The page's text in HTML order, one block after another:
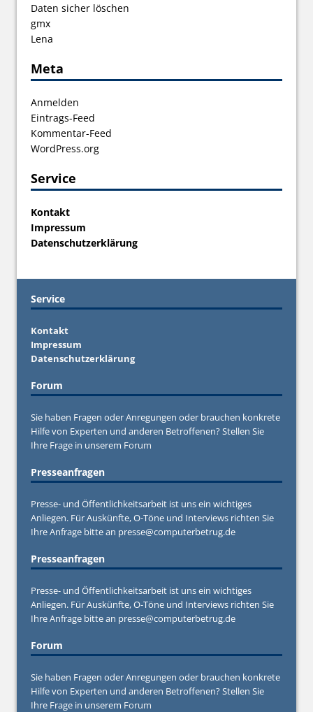
Daten sicher löschen
gmx
Lena
Meta
Anmelden
Eintrags-Feed
Kommentar-Feed
WordPress.org
Service
Kontakt
Impressum
Datenschutzerklärung
Service
Kontakt
Impressum
Datenschutzerklärung
Forum
Sie haben Fragen oder Anregungen oder brauchen konkrete
Hilfe von Experten und anderen Betroffenen? Stellen Sie
Ihre Frage in unserem Forum
Presseanfragen
Presse- und Öffentlichkeitsarbeit ist uns ein wichtiges
Anliegen. Für Auskünfte, O-Töne und Interviews richten Sie
Ihre Anfrage bitte an presse@computerbetrug.de
Presseanfragen
Presse- und Öffentlichkeitsarbeit ist uns ein wichtiges
Anliegen. Für Auskünfte, O-Töne und Interviews richten Sie
Ihre Anfrage bitte an presse@computerbetrug.de
Forum
Sie haben Fragen oder Anregungen oder brauchen konkrete
Hilfe von Experten und anderen Betroffenen? Stellen Sie
Ihre Frage in unserem Forum